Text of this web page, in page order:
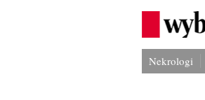
Nekrologi